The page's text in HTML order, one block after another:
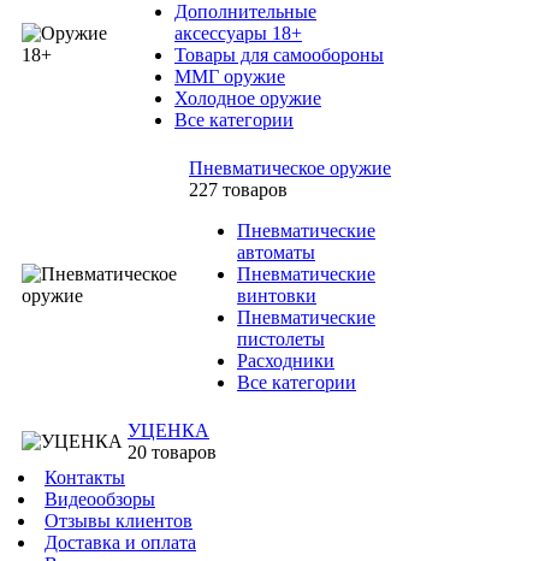
Дополнительные
аксессуары 18+
Товары для самообороны
ММГ оружие
Холодное оружие
Все категории
Пневматическое оружие
227 товаров
Пневматические
автоматы
Пневматические
винтовки
Пневматические
пистолеты
Расходники
Все категории
УЦЕНКА
20 товаров
Контакты
Видеообзоры
Отзывы клиентов
Доставка и оплата